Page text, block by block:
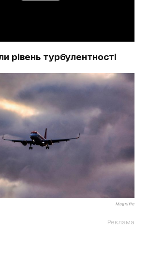
рівень турбулентності
Magnific
Реклама